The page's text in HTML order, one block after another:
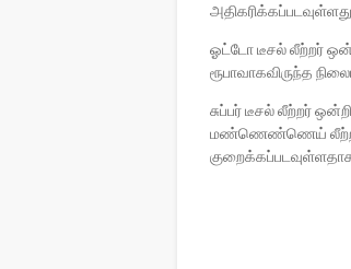
அதிகரிக்கப்படவுள்ளது.
ஓட்டோ டீசல் லீற்றர்
ரூபாவாகவிருந்த
சுப்பர் டீசல் லீற்றர்
மண்ணெண்ணெய் லீற்றர்